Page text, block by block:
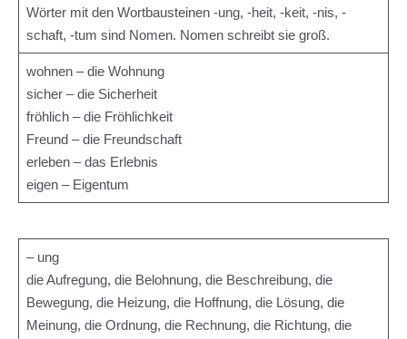
Wörter mit den Wortbausteinen -ung, -heit, -keit, -nis, -
schaft, -tum sind Nomen. Nomen schreibt sie groß.
wohnen – die Wohnung
sicher – die Sicherheit
fröhlich – die Fröhlichkeit
Freund – die Freundschaft
erleben – das Erlebnis
eigen – Eigentum
– ung
die Aufregung, die Belohnung, die Beschreibung, die
Bewegung, die Heizung, die Hoffnung, die Lösung, die
Meinung, die Ordnung, die Rechnung, die Richtung, die